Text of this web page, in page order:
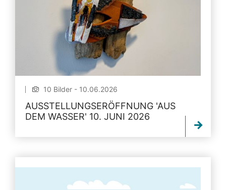
10 Bilder - 10.06.2026
AUSSTELLUNGSERÖFFNUNG 'AUS
DEM WASSER' 10. JUNI 2026